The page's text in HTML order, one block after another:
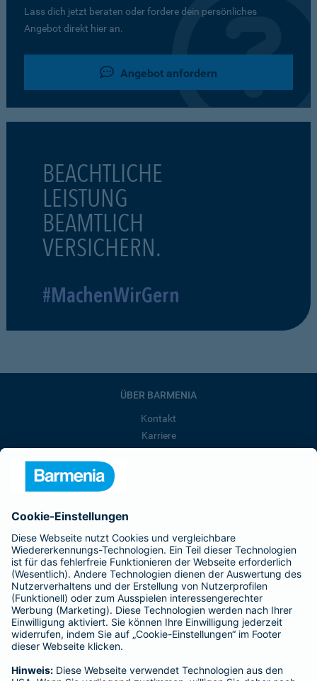
Lass dich jetzt beraten oder fordere dein persönliches
Angebot direkt hier an.
Angebot anfordern
BEACHTLICHE
LEISTUNG
BEAMTLICH
VERSICHERN.
#MachenWirGern
ÜBER BARMENIA
Kontakt
Karriere
Barmenia ist Teil der BarmeniaGothaer
BELIEBTE SEITEN
Kranken-Zusatzversicherung
Tierversicherungen
Haftpflichtversicherung
Hausratversicherung